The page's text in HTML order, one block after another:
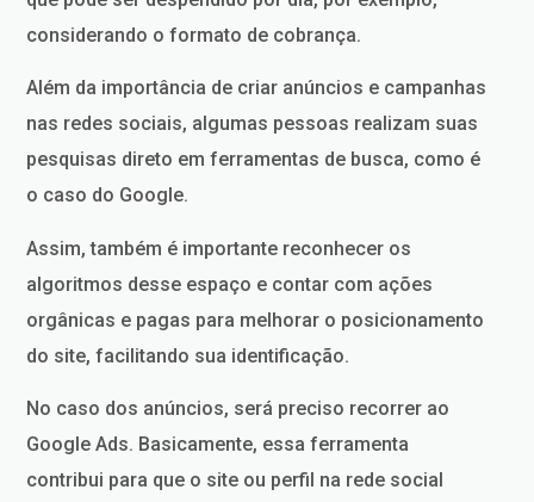
considerando o formato de cobrança.
Além da importância de criar anúncios e campanhas
nas redes sociais, algumas pessoas realizam suas
pesquisas direto em ferramentas de busca, como é
o caso do Google.
Assim, também é importante reconhecer os
algoritmos desse espaço e contar com ações
orgânicas e pagas para melhorar o posicionamento
do site, facilitando sua identificação.
No caso dos anúncios, será preciso recorrer ao
Google Ads. Basicamente, essa ferramenta
contribui para que o site ou perfil na rede social